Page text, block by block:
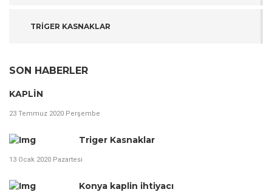
TRİGER KASNAKLAR
SON HABERLER
KAPLİN
23 Temmuz 2020 Perşembe
Triger Kasnaklar
13 Ocak 2020 Pazartesi
Konya kaplin ihtiyacı